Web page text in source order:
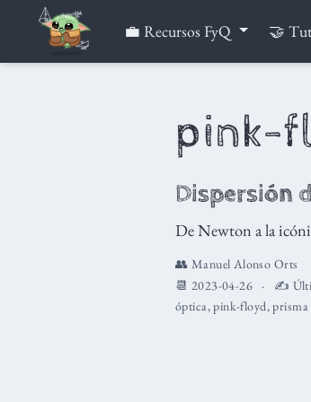
💼 Recursos FyQ 🤝
pink-
Dispersión
De Newton a la
👥 Manuel Alonso Orts
📆 2023-04-26
✍️
óptica,pink-floyd,prisma